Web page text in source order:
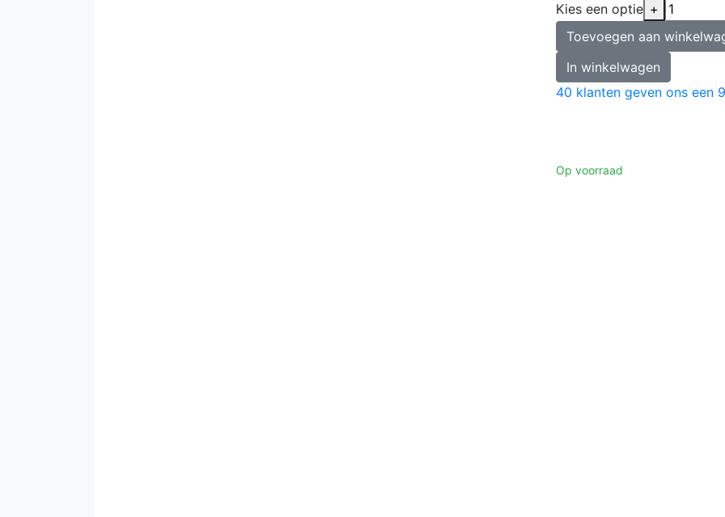
Kies een optie +
Toevoegen aan
In winkelwagen
40 klanten geven ons een
Op voorraad